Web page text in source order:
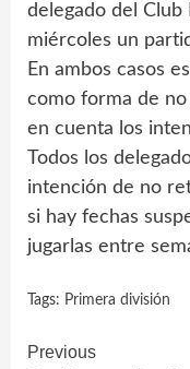
delegado del Club
miércoles un
En ambos casos
como forma de
en cuenta los
Todos los
intención de no
si hay fechas
jugarlas entre
Tags: Primera división
Continue
Previous